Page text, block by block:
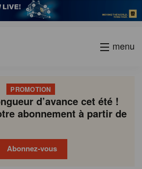
menu
PROMOTION
d’avance cet été !
abonnement à partir de
Abonnez-vous